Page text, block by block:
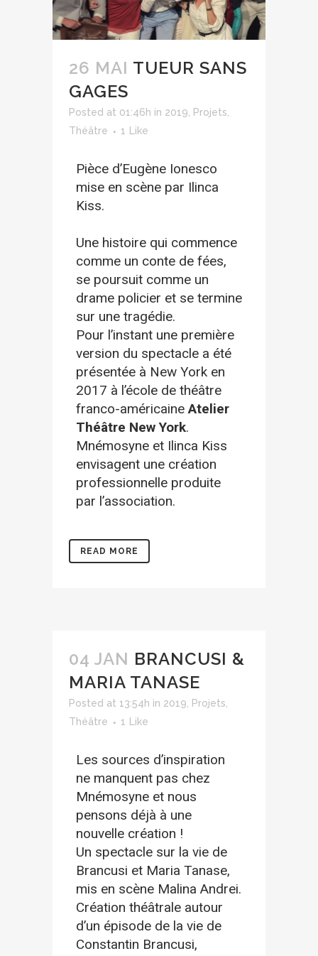
26 MAI TUEUR SANS
GAGES
Posted at 01:46h in 2019 Projets
Théâtre
1 Like
Pièce d’Eugène Ionesco
mise en scène par Ilinca
Kiss.
Une histoire qui commence
comme un conte de fées,
se poursuit comme un
drame policier et se termine
sur une tragédie.
Pour l’instant une première
version du spectacle a été
présentée à New York en
2017 à l’école de théâtre
franco-américaineAtelier
Théâtre New York.
Mnémosyne et Ilinca Kiss
envisagent une création
professionnelle produite
par l’association.
READ MORE
04 JAN BRANCUSI &
MARIA TANASE
Posted at 13:54h in 2019 Projets
Théâtre
1 Like
Les sources d’inspiration
ne manquent pas chez
Mnémosyne et nous
pensons déjà à une
nouvelle création !
Un spectacle sur la vie de
Brancusi et Maria Tanase,
mis en scène Malina Andrei.
Création théâtrale autour
d’un épisode de la vie de
Constantin Brancusi,